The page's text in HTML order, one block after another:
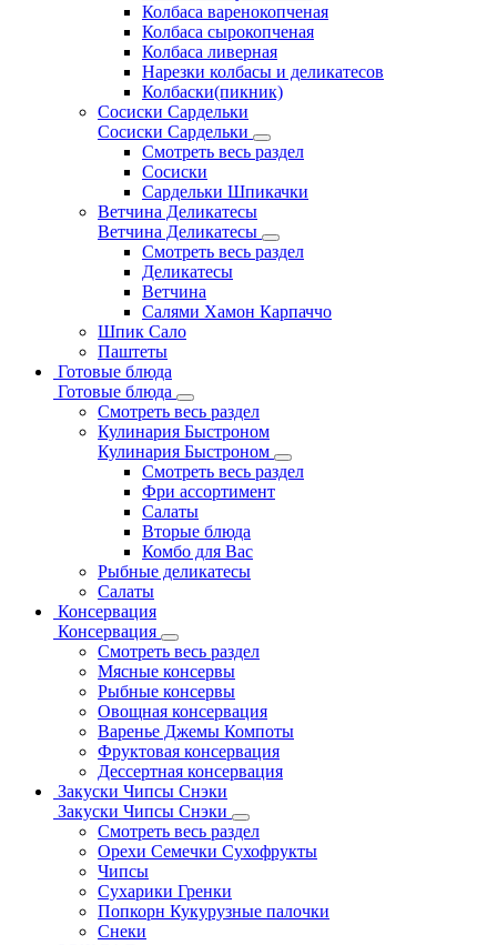
Колбаса варенокопченая
Колбаса сырокопченая
Колбаса ливерная
Нарезки колбасы и деликатесов
Колбаски(пикник)
Сосиски Сардельки
Сосиски Сардельки
Смотреть весь раздел
Сосиски
Сардельки Шпикачки
Ветчина Деликатесы
Ветчина Деликатесы
Смотреть весь раздел
Деликатесы
Ветчина
Салями Хамон Карпаччо
Шпик Сало
Паштеты
Готовые блюда
Готовые блюда
Смотреть весь раздел
Кулинария Быстроном
Кулинария Быстроном
Смотреть весь раздел
Фри ассортимент
Салаты
Вторые блюда
Комбо для Вас
Рыбные деликатесы
Салаты
Консервация
Консервация
Смотреть весь раздел
Мясные консервы
Рыбные консервы
Овощная консервация
Варенье Джемы Компоты
Фруктовая консервация
Дессертная консервация
Закуски Чипсы Снэки
Закуски Чипсы Снэки
Смотреть весь раздел
Орехи Семечки Сухофрукты
Чипсы
Сухарики Гренки
Попкорн Кукурузные палочки
Снеки